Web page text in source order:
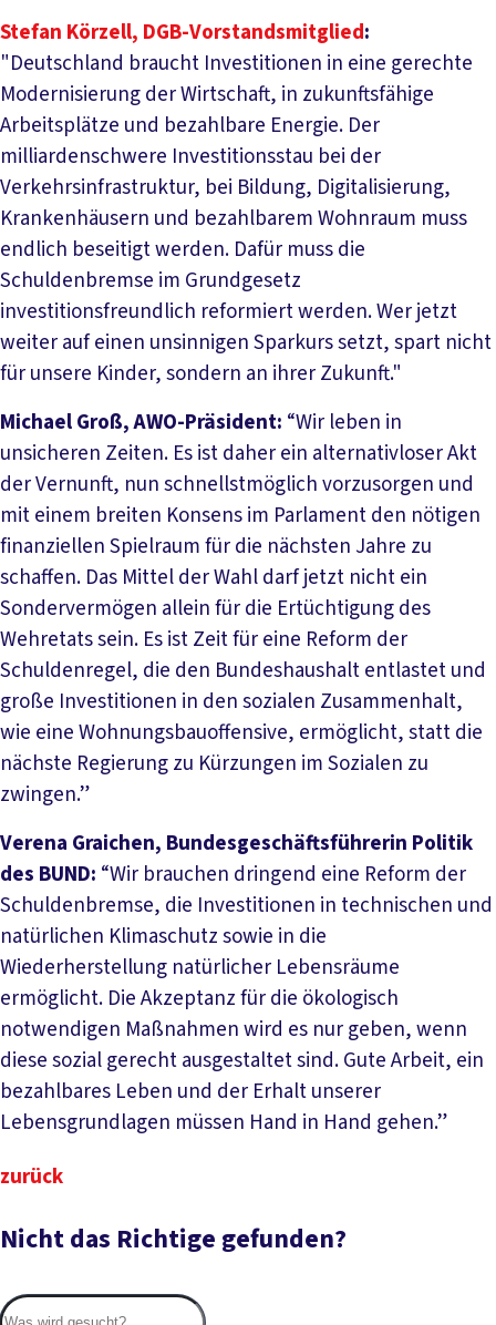
Stefan Körzell, DGB-Vorstandsmitglied:
"Deutschland braucht Investitionen in eine gerechte
Modernisierung der Wirtschaft, in zukunftsfähige
Arbeitsplätze und bezahlbare Energie. Der
milliardenschwere Investitionsstau bei der
Verkehrsinfrastruktur, bei Bildung, Digitalisierung,
Krankenhäusern und bezahlbarem Wohnraum muss
endlich beseitigt werden. Dafür muss die
Schuldenbremse im Grundgesetz
investitionsfreundlich reformiert werden. Wer jetzt
weiter auf einen unsinnigen Sparkurs setzt, spart nicht
für unsere Kinder, sondern an ihrer Zukunft."
Michael Groß, AWO-Präsident: “Wir leben in
unsicheren Zeiten. Es ist daher ein alternativloser Akt
der Vernunft, nun schnellstmöglich vorzusorgen und
mit einem breiten Konsens im Parlament den nötigen
finanziellen Spielraum für die nächsten Jahre zu
schaffen. Das Mittel der Wahl darf jetzt nicht ein
Sondervermögen allein für die Ertüchtigung des
Wehretats sein. Es ist Zeit für eine Reform der
Schuldenregel, die den Bundeshaushalt entlastet und
große Investitionen in den sozialen Zusammenhalt,
wie eine Wohnungsbauoffensive, ermöglicht, statt die
nächste Regierung zu Kürzungen im Sozialen zu
zwingen.”
Verena Graichen, Bundesgeschäftsführerin Politik
des BUND: “Wir brauchen dringend eine Reform der
Schuldenbremse, die Investitionen in technischen und
natürlichen Klimaschutz sowie in die
Wiederherstellung natürlicher Lebensräume
ermöglicht. Die Akzeptanz für die ökologisch
notwendigen Maßnahmen wird es nur geben, wenn
diese sozial gerecht ausgestaltet sind. Gute Arbeit, ein
bezahlbares Leben und der Erhalt unserer
Lebensgrundlagen müssen Hand in Hand gehen.”
zurück
Nicht das Richtige gefunden?